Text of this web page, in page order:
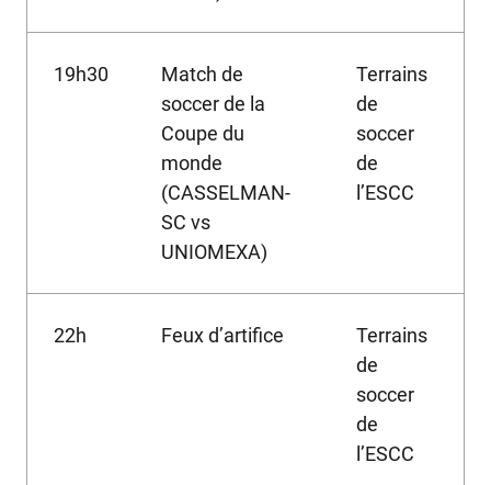
19h30
Match de
soccer de la
Coupe du
monde
(CASSELMAN-
SC vs
UNIOMEXA)
Terrains
de
soccer
de
l’ESCC
22h Feux d’artifice
Terrains
de
soccer
de
l’ESCC